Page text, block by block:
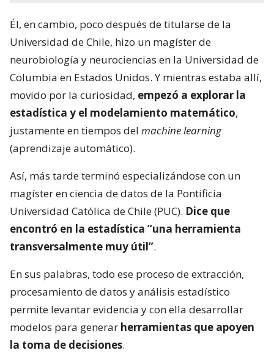
Él, en cambio, poco después de titularse de la
Universidad de Chile, hizo un magíster de
neurobiología y neurociencias en la Universidad de
Columbia en Estados Unidos. Y mientras estaba allí,
movido por la curiosidad, empezó a explorar la
estadística y el modelamiento matemático,
justamente en tiempos del machine learning
(aprendizaje automático).
Así, más tarde terminó especializándose con un
magíster en ciencia de datos de la Pontificia
Universidad Católica de Chile (PUC). Dice que
encontró en la estadística “una herramienta
transversalmente muy útil”.
En sus palabras, todo ese proceso de extracción,
procesamiento de datos y análisis estadístico
permite levantar evidencia y con ella desarrollar
modelos para generar herramientas que apoyen
la toma de decisiones.